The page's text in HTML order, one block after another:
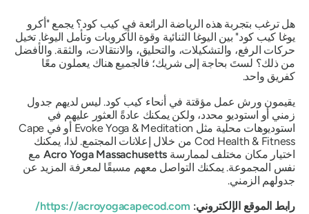
هل ترغب بتجربة هذه الرياضة الرائعة في كيب كود؟ يجمع "أكرو
يوغا كيب كود" بين اليوغا الثنائية وقوة الأكروبات وتأمل اليوغا. تخيل
حركات الرفع، والتشكيلات، والتحليق، والانتقالات، والثقة. والأفضل
من ذلك؟ لستَ بحاجة إلى شريك؛ فالجميع هناك يعملون معًا
كفريق واحد.
يقيمون ورش عمل مؤقتة في أنحاء كيب كود. ليس لديهم جدول
زمني أو استوديو محدد، ولكن يمكنك عادةً العثور عليهم في
استوديوهات محلية مثل Evoke Yoga & Meditation أو في Cape
Cod Health & Fitness من خلال إعلانات المجتمع. لذا، يمكنك
اختيار مكان مختلف لممارسةAcro Yoga Massachusettsمع
نفس المجموعة. يمكنك التواصل معهم مسبقًا لمعرفة المزيد عن
جدولهم الزمني.
رابط الموقع الإلكتروني: https://acroyogacapecod.com/